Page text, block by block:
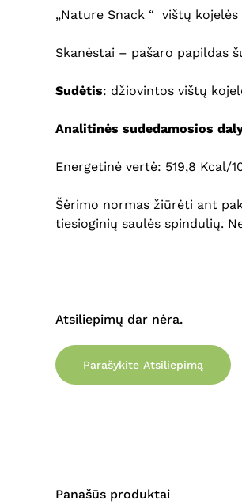
„Nature Snack “ vištų
Skanėstai – pašaro papildas
Sudėtis: džiovintos vištų
Analitinės sudedamosios
Energetinė vertė: 519,8 Kcal/
Šėrimo normas žiūrėti ant
tiesioginių saulės spindulių.
Atsiliepimų dar nėra.
Parašykite Atsiliepimą
Panašūs produktai